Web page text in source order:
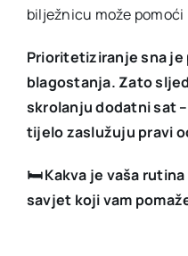
bilježnicu može
Prioritetiziranje sna
blagostanja. Zato
skrolanju dodatni sat
tijelo zaslužuju pravi
🛏 Kakva je vaša
savjet koji vam